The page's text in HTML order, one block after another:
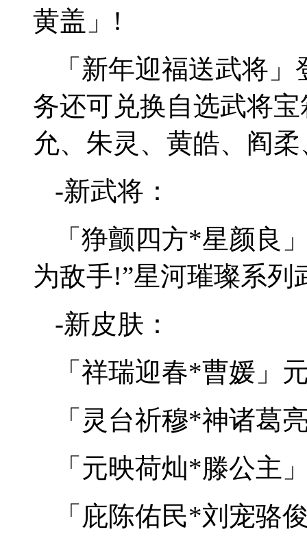
黄盖」!
「新年迎福送武将
务还可兑换自选武将
允、朱灵、黄皓、阎
-新武将：
「狰颤四方*星颜
为敌手!”星河璀璨系列
-新皮肤：
「祥瑞迎春*曹媛」
「灵台祈穆*神诸葛
「元映荷灿*滕公主
「庇陈佑民*刘宠骆